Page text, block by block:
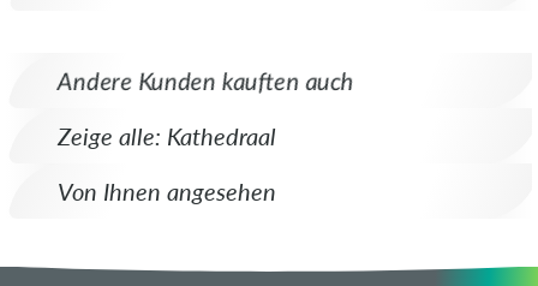
Andere Kunden kauften auch
Zeige alle: Kathedraal
Von Ihnen angesehen